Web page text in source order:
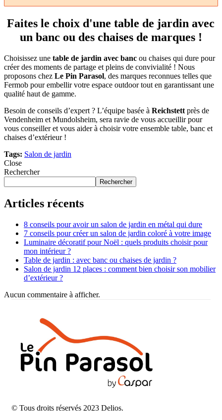
Faites le choix d'une table de jardin avec
un banc ou des chaises de marques !
Choisissez une table de jardin avec banc ou chaises qui dure pour
créer des moments de partage et pleins de convivialité ! Nous
proposons chez Le Pin Parasol, des marques reconnues telles que
Fermob pour embellir votre espace outdoor tout en garantissant une
qualité haut de gamme.
Besoin de conseils d’expert ? L’équipe basée à Reichstett près de
Vendenheim et Mundolsheim, sera ravie de vous accueillir pour
vous conseiller et vous aider à choisir votre ensemble table, banc et
chaises d’extérieur !
Tags: Salon de jardin
Close
Rechercher
Rechercher
Articles récents
8 conseils pour avoir un salon de jardin en métal qui dure
7 conseils pour créer un salon de jardin coloré à votre image
Luminaire décoratif pour Noël : quels produits choisir pour
mon intérieur ?
Table de jardin : avec banc ou chaises de jardin ?
Salon de jardin 12 places : comment bien choisir son mobilier
d’extérieur ?
Aucun commentaire à afficher.
© Tous droits réservés 2023 Delios.